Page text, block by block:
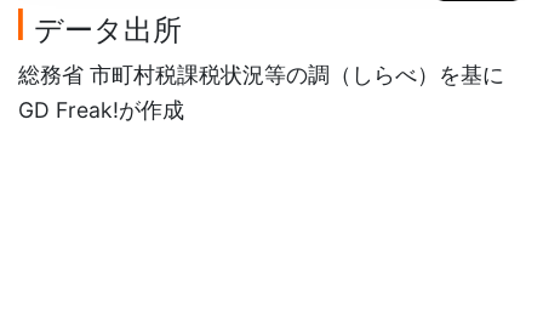
データ出所
総務省 市町村税課税状況等の調（しらべ）を基に
GD Freak!が作成